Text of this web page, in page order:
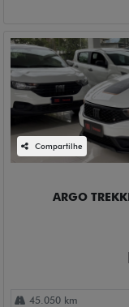
Compartilhe
ARGO
45.050 km